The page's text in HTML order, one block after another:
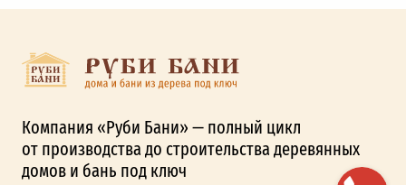
Компания «Руби Бани» — полный цикл
от производства до строительства деревянных
домов и бань под ключ